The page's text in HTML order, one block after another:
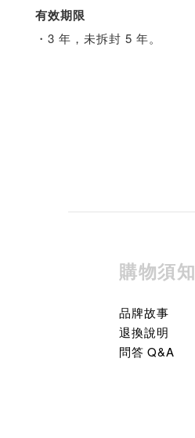
有效期限
・3 年，未拆封 5 年。
購物須知
品牌故事
退換說明
問答 Q&A